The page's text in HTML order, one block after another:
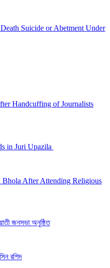
Suicide or Abetment Under
Handcuffing of Journalists
in Juri Upazila
After Attending Religious
জনসভা অনুষ্ঠিত
রশিদ